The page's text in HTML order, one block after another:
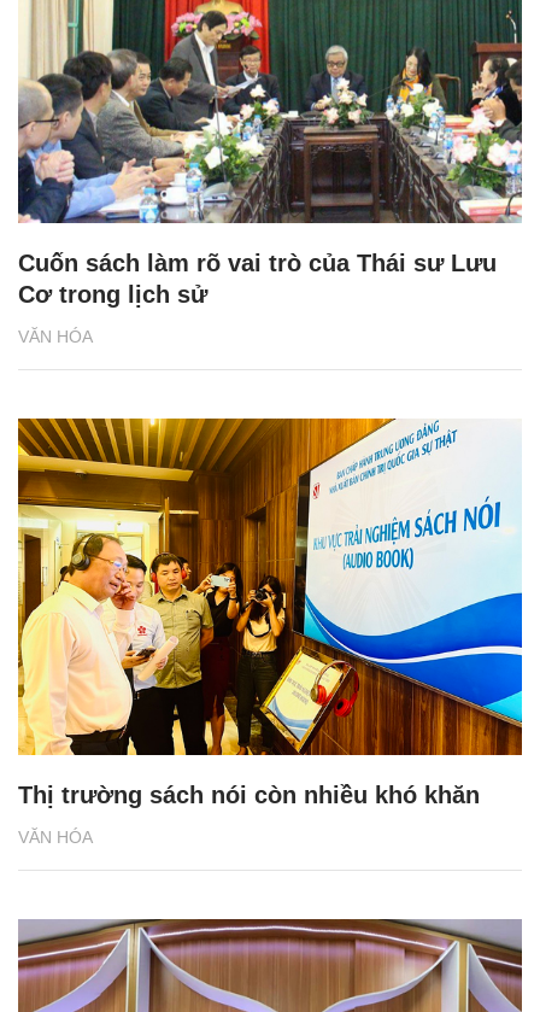
VĂN HÓA
Cuốn sách làm rõ vai trò của Thái sư Lưu
Cơ trong lịch sử
VĂN HÓA
Thị trường sách nói còn nhiều khó khăn